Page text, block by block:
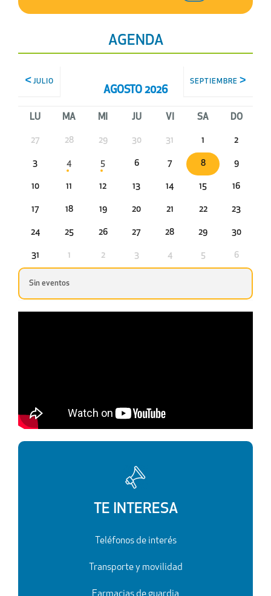
AGENDA
JULIO
AGOSTO 2026
SEPTIEMBRE
LU MA MI JU VI SA DO
27 28 29 30 31 1 2
3 4 5 6 7 8 9
10 11 12 13 14 15 16
17 18 19 20 21 22 23
24 25 26 27 28 29 30
31 1 2 3 4 5 6
Sin eventos
TE INTERESA
Teléfonos de interés
Transporte y movilidad
Farmacias de guardia